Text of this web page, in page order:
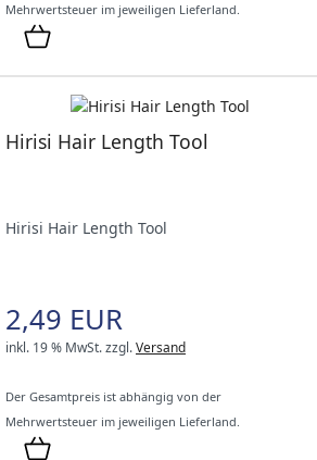
Mehrwertsteuer im jeweiligen Lieferland.
Hirisi Hair Length Tool
Hirisi Hair Length Tool
2,49 EUR
inkl. 19 % MwSt.zzgl.Versand
Der Gesamtpreis ist abhängig von der
Mehrwertsteuer im jeweiligen Lieferland.